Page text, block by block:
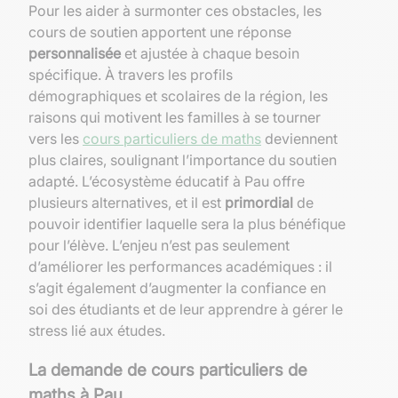
Pour les aider à surmonter ces obstacles, les
cours de soutien apportent une réponse
personnalisée et ajustée à chaque besoin
spécifique. À travers les profils
démographiques et scolaires de la région, les
raisons qui motivent les familles à se tourner
vers les cours particuliers de maths deviennent
plus claires, soulignant l’importance du soutien
adapté. L’écosystème éducatif à Pau offre
plusieurs alternatives, et il est primordial de
pouvoir identifier laquelle sera la plus bénéfique
pour l’élève. L’enjeu n’est pas seulement
d’améliorer les performances académiques : il
s’agit également d’augmenter la confiance en
soi des étudiants et de leur apprendre à gérer le
stress lié aux études.
La demande de cours particuliers de